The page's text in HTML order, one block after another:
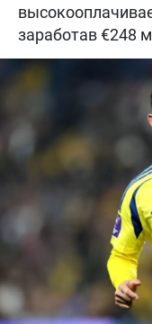
заработав €248